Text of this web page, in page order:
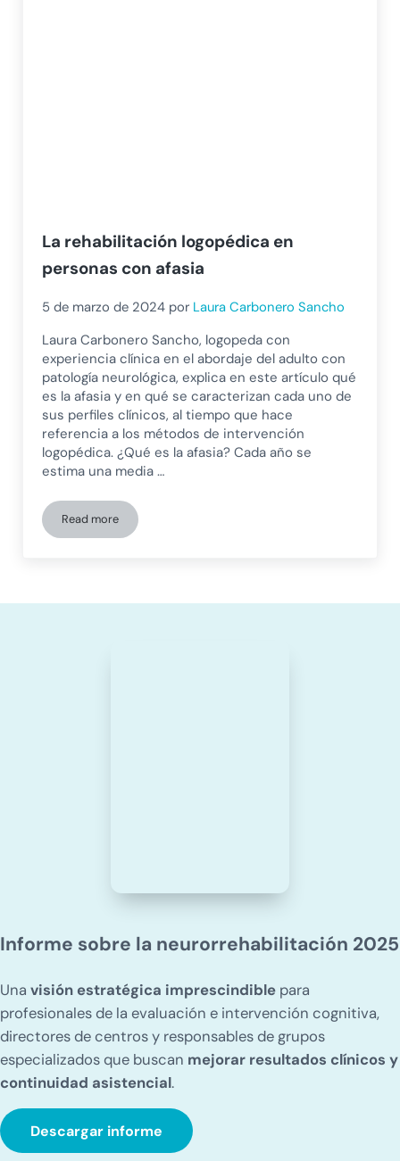
La rehabilitación logopédica en
personas con afasia
5 de marzo de 2024 por Laura Carbonero Sancho
Laura Carbonero Sancho, logopeda con
experiencia clínica en el abordaje del adulto con
patología neurológica, explica en este artículo qué
es la afasia y en qué se caracterizan cada uno de
sus perfiles clínicos, al tiempo que hace
referencia a los métodos de intervención
logopédica. ¿Qué es la afasia? Cada año se
estima una media …
Read moreLa rehabilitación logopédica en personas con afasia
Informe sobre la neurorrehabilitación 2025
Unavisión estratégica imprescindible para
profesionales de la evaluación e intervención cognitiva,
directores de centros y responsables de grupos
especializados que buscan mejorar resultados clínicos y
continuidad asistencial.
Descargar informe